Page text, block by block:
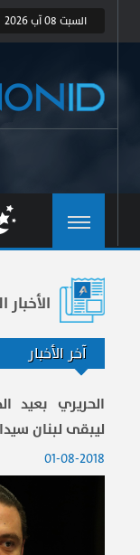
السبت 08 آب 2026
الأخبار
آخر الأخبار
الحريري بعيد
ليبقى لبنان
01-08-2018